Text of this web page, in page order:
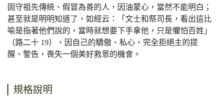
固守祖先傳統、假冒為善的人，因油蒙心，當然不能明白；
甚至就是明明知道了，如經云：「文士和祭司長，看出這比
喻是指著他們說的，當時就想要下手拿他，只是懼怕百姓」
（路二十 19），因自己的驕傲、私心，完全拒絕主的提
醒、警告，喪失一個美好救恩的機會。
規格說明